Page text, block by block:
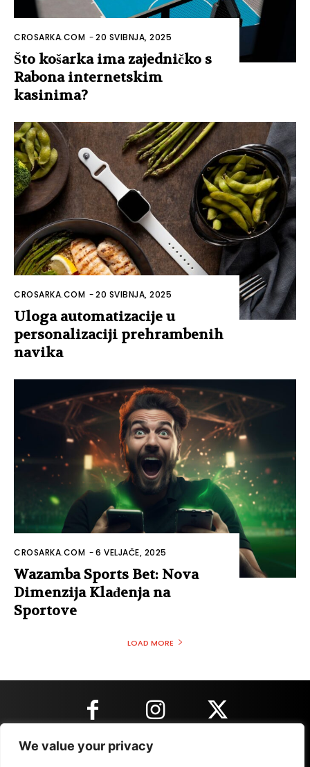
We value your privacy
CROSARKA.COM -20 SVIBNJA, 2025
Što košarka ima zajedničko s
Rabona internetskim
kasinima?
CROSARKA.COM -20 SVIBNJA, 2025
Uloga automatizacije u
personalizaciji prehrambenih
navika
CROSARKA.COM -6 VELJAČE, 2025
Wazamba Sports Bet: Nova
Dimenzija Klađenja na
Sportove
LOAD MORE
KONTAKT INFORMACIJE